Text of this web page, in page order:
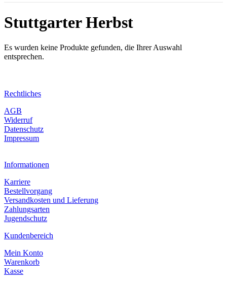
Stuttgarter Herbst
Es wurden keine Produkte gefunden, die Ihrer Auswahl
entsprechen.
Rechtliches
AGB
Widerruf
Datenschutz
Impressum
Informationen
Karriere
Bestellvorgang
Versandkosten und Lieferung
Zahlungsarten
Jugendschutz
Kundenbereich
Mein Konto
Warenkorb
Kasse